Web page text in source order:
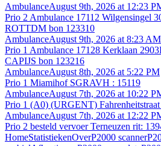
AmbulanceAugust 9th, 2026 at 12:23
Prio 2 Ambulance 17112 Wilgensingel
ROTTDM bon 123310
AmbulanceAugust 9th, 2026 at 8:23 AM
Prio 1 Ambulance 17128 Kerklaan
CAPIJS bon 123216
AmbulanceAugust 8th, 2026 at 5:22 PM
Prio 1 Miamihof SGRAVH : 15119
AmbulanceAugust 7th, 2026 at 10:22
Prio 1 (A0) (URGENT)
AmbulanceAugust 7th, 2026 at 12:22
Prio 2 besteld vervoer Terneuzen rit:
HomeStatistiekenOverP2000 scanner